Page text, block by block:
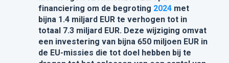
financiering om de begroting 2024met
bijna 1.4 miljard EUR te verhogen tot in
totaal 7.3 miljard EUR. Deze wijziging omvat
een investering van bijna 650 miljoen EUR in
de EU-missies die tot doel hebben bij te